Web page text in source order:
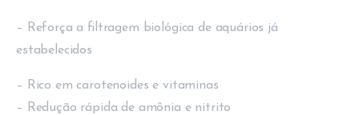
– Reforça a filtragem biológica de aquários já
estabelecidos
– Rico em carotenoides e vitaminas
– Redução rápida de amônia e nitrito